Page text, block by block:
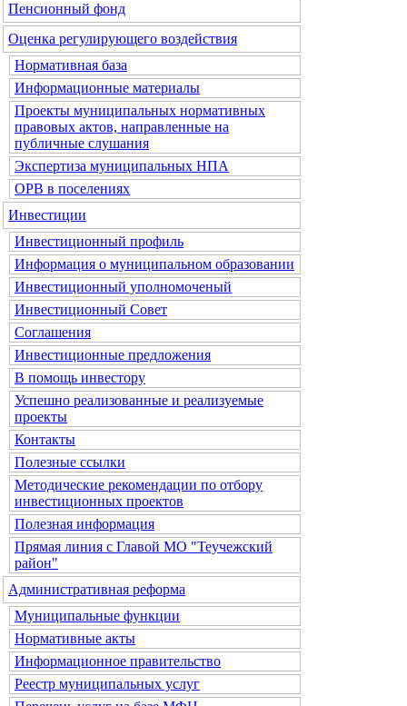
Пенсионный фонд
Оценка регулирующего воздействия
Нормативная база
Информационные материалы
Проекты муниципальных нормативных
правовых актов, направленные на
публичные слушания
Экспертиза муниципальных НПА
ОРВ в поселениях
Инвестиции
Инвестиционный профиль
Информация о муниципальном образовании
Инвестиционный уполномоченый
Инвестиционный Совет
Соглашения
Инвестиционные предложения
В помощь инвестору
Успешно реализованные и реализуемые
проекты
Контакты
Полезные ссылки
Методические рекомендации по отбору
инвестиционных проектов
Полезная информация
Прямая линия с Главой МО "Теучежский
район"
Административная реформа
Муниципальные функции
Нормативные акты
Информационное правительство
Реестр муниципальных услуг